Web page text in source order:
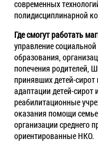
современных
полидисциплинарной
Где смогут работать
управление
образования,
попечения родителей,
принявших детей-
адаптации детей-сирот
реабилитационные
оказания помощи
организации среднего
ориентированные НКО.